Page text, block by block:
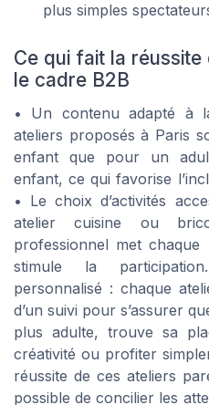
plus simples
Ce qui fait la
le cadre B2B
• Un contenu adapté à
ateliers proposés à Paris
enfant que pour un
enfant, ce qui favorise
• Le choix d’activités
atelier cuisine ou
professionnel met
stimule la
personnalisé : chaque
d’un suivi pour s’assurer
plus adulte, trouve sa
créativité ou profiter
réussite de ces ateliers
possible de concilier les